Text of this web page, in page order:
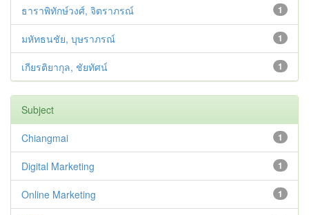
1
ธาราพิทักษ์วงศ์, จิตราภรณ์
1
มหัทธนชัย, บุษราภรณ์
1
เกียรติยากุล, ชัยทัศน์
Subject
1
Chiangmai
1
Digital Marketing
1
Online Marketing